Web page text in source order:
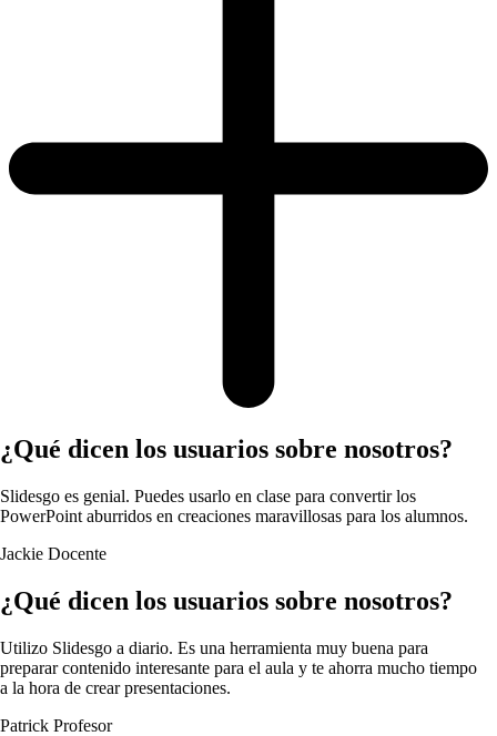
¿Qué dicen los usuarios sobre nosotros?
Slidesgo es genial. Puedes usarlo en clase para convertir los
PowerPoint aburridos en creaciones maravillosas para los alumnos.
Jackie Docente
¿Qué dicen los usuarios sobre nosotros?
Utilizo Slidesgo a diario. Es una herramienta muy buena para
preparar contenido interesante para el aula y te ahorra mucho tiempo
a la hora de crear presentaciones.
Patrick Profesor